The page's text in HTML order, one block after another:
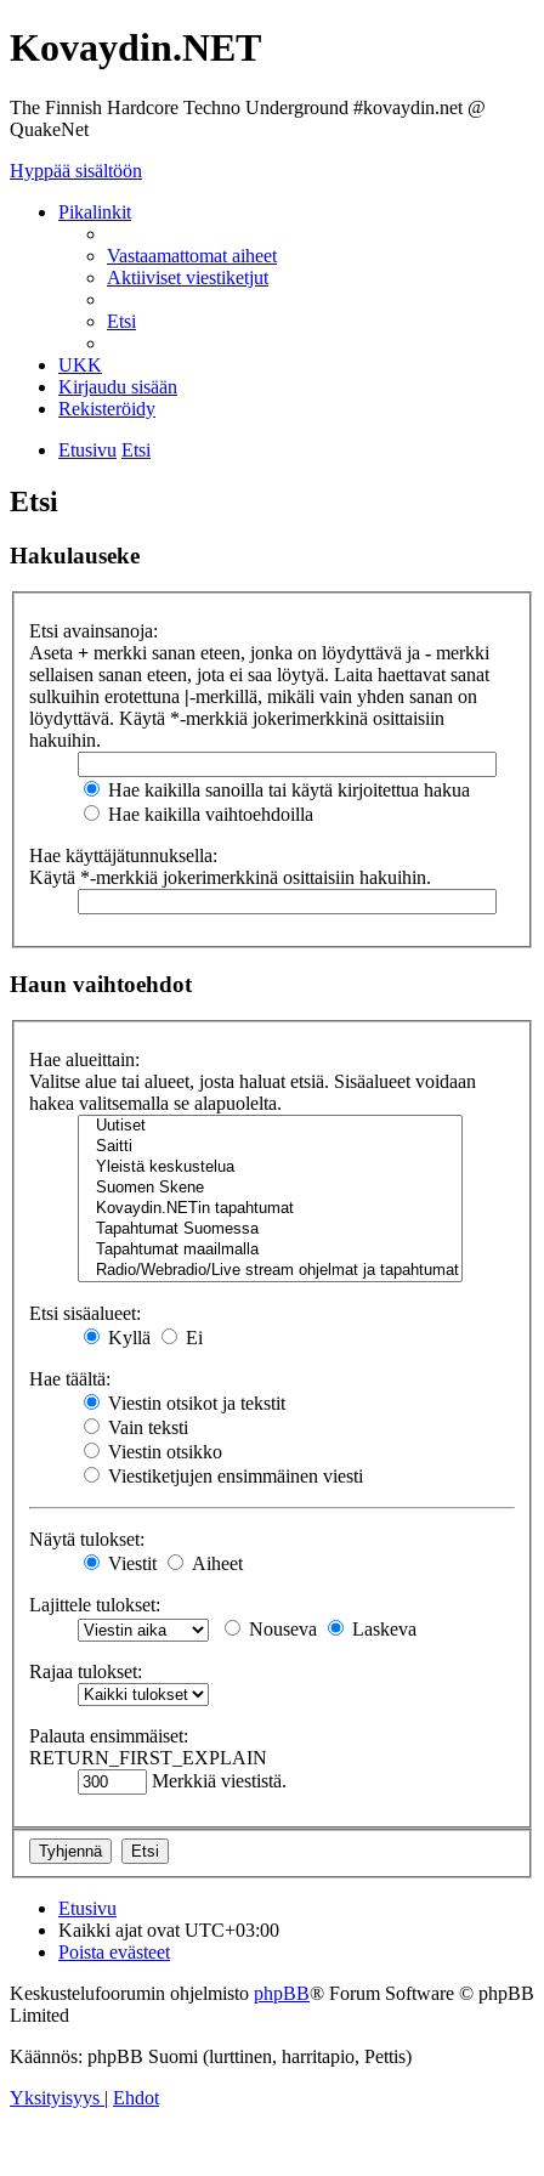
Kovaydin.NET
The Finnish Hardcore Techno Underground #kovaydin.net @
QuakeNet
Hyppää sisältöön
Pikalinkit
Vastaamattomat aiheet
Aktiiviset viestiketjut
Etsi
UKK
Kirjaudu sisään
Rekisteröidy
Etusivu Etsi
Etsi
Hakulauseke
Etsi avainsanoja:
Aseta + merkki sanan eteen, jonka on löydyttävä ja - merkki
sellaisen sanan eteen, jota ei saa löytyä. Laita haettavat sanat
sulkuihin erotettuna |-merkillä, mikäli vain yhden sanan on
löydyttävä. Käytä *-merkkiä jokerimerkkinä osittaisiin
hakuihin.
Hae kaikilla sanoilla tai käytä kirjoitettua hakua
Hae kaikilla vaihtoehdoilla
Hae käyttäjätunnuksella:
Käytä *-merkkiä jokerimerkkinä osittaisiin hakuihin.
Haun vaihtoehdot
Hae alueittain:
Valitse alue tai alueet, josta haluat etsiä. Sisäalueet voidaan
hakea valitsemalla se alapuolelta.
Etsi sisäalueet:
Kyllä
Ei
Hae täältä:
Viestin otsikot ja tekstit
Vain teksti
Viestin otsikko
Viestiketjujen ensimmäinen viesti
Näytä tulokset:
Viestit
Aiheet
Lajittele tulokset:
Nouseva
Laskeva
Rajaa tulokset:
Palauta ensimmäiset:
RETURN_FIRST_EXPLAIN
Merkkiä viestistä.
Etusivu
Kaikki ajat ovat UTC+03:00
Poista evästeet
Keskustelufoorumin ohjelmisto phpBB® Forum Software © phpBB
Limited
Käännös: phpBB Suomi (lurttinen, harritapio, Pettis)
Yksityisyys | Ehdot